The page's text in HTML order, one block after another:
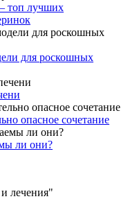
топ лучших
для роскошных
опасное сочетание
ли они?
лечения"